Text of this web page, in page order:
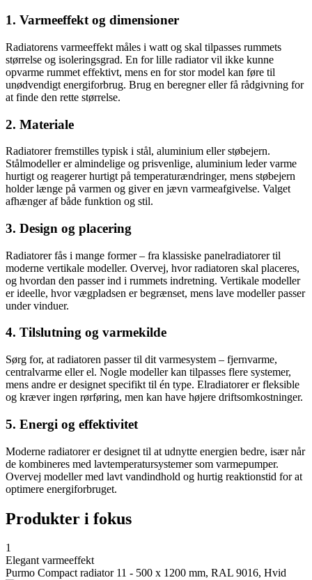
1. Varmeeffekt og dimensioner
Radiatorens varmeeffekt måles i watt og skal tilpasses rummets
størrelse og isoleringsgrad. En for lille radiator vil ikke kunne
opvarme rummet effektivt, mens en for stor model kan føre til
unødvendigt energiforbrug. Brug en beregner eller få rådgivning for
at finde den rette størrelse.
2. Materiale
Radiatorer fremstilles typisk i stål, aluminium eller støbejern.
Stålmodeller er almindelige og prisvenlige, aluminium leder varme
hurtigt og reagerer hurtigt på temperaturændringer, mens støbejern
holder længe på varmen og giver en jævn varmeafgivelse. Valget
afhænger af både funktion og stil.
3. Design og placering
Radiatorer fås i mange former – fra klassiske panelradiatorer til
moderne vertikale modeller. Overvej, hvor radiatoren skal placeres,
og hvordan den passer ind i rummets indretning. Vertikale modeller
er ideelle, hvor vægpladsen er begrænset, mens lave modeller passer
under vinduer.
4. Tilslutning og varmekilde
Sørg for, at radiatoren passer til dit varmesystem – fjernvarme,
centralvarme eller el. Nogle modeller kan tilpasses flere systemer,
mens andre er designet specifikt til én type. Elradiatorer er fleksible
og kræver ingen rørføring, men kan have højere driftsomkostninger.
5. Energi og effektivitet
Moderne radiatorer er designet til at udnytte energien bedre, især når
de kombineres med lavtemperatursystemer som varmepumper.
Overvej modeller med lavt vandindhold og hurtig reaktionstid for at
optimere energiforbruget.
Produkter i fokus
1
Elegant varmeeffekt
Purmo Compact radiator 11 - 500 x 1200 mm, RAL 9016, Hvid